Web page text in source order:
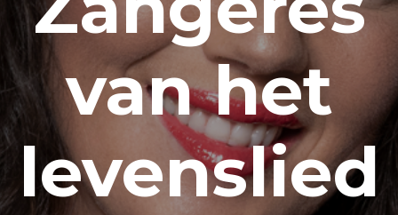
van het
levenslied